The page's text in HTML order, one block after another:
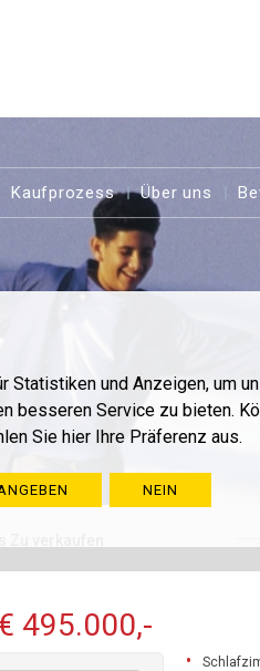
Statistiken und Anzeigen, um
besseren Service zu bieten.
Sie hier Ihre Präferenz aus.
NEIN
Kaufprozess Über uns
495.000,-